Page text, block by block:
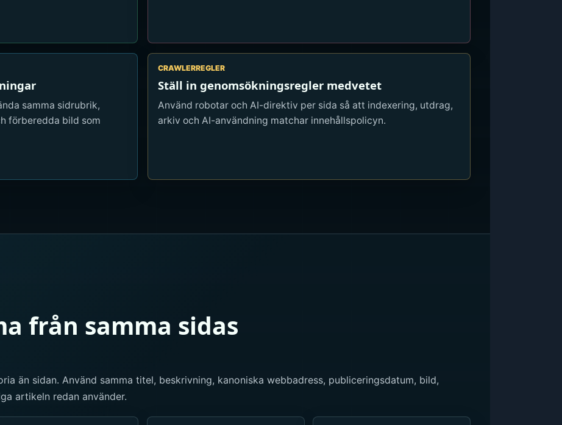
samma sidrubrik,
förberedda bild som
CRAWLERREGLER
Ställ in genomsökningsregler medvetet
Använd robotar och AI-direktiv per sida så att indexering, utdrag,
arkiv och AI-användning matchar innehållspolicyn.
från samma sidas
än sidan. Använd samma titel, beskrivning, kanoniska webbadress, publiceringsdatum, bild,
artikeln redan använder.